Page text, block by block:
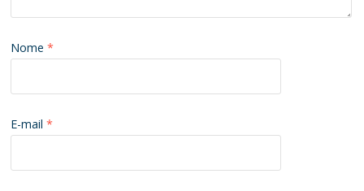
Nome*
E-mail*